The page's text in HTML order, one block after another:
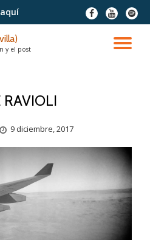
fa-
facebook
fa-
youtube
fa-
spotify
y el post
9 diciembre, 2017